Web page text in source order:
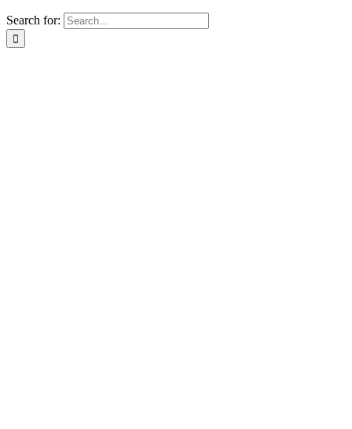
Search for: